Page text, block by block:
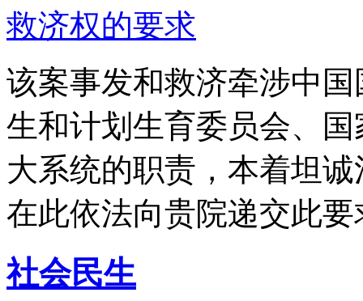
救济权的要求
该案事发和救济牵涉中
生和计划生育委员会、
大系统的职责，本着坦
在此依法向贵院递交此要
社会民生